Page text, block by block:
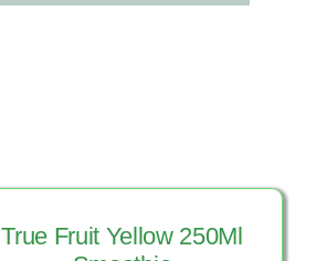
True Fruit Yellow 250Ml